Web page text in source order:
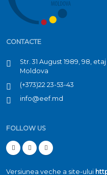
CONTACTE
Str. 31 August 1989, 98,
Moldova
(+373)22 23-53-43
info@eef.md
FOLLOW US
Versiunea veche a site-ului